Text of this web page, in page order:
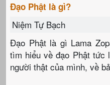
Đạo Phật là gì?
Niệm Tự Bạch
Đạo Phật là gì Lama
tìm hiểu về đạo Phật tức
người thật của mình, về